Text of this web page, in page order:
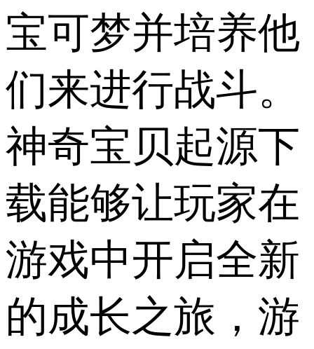
宝可梦并培养他
们来进行战斗。
神奇宝贝起源下
载能够让玩家在
游戏中开启全新
的成长之旅，游